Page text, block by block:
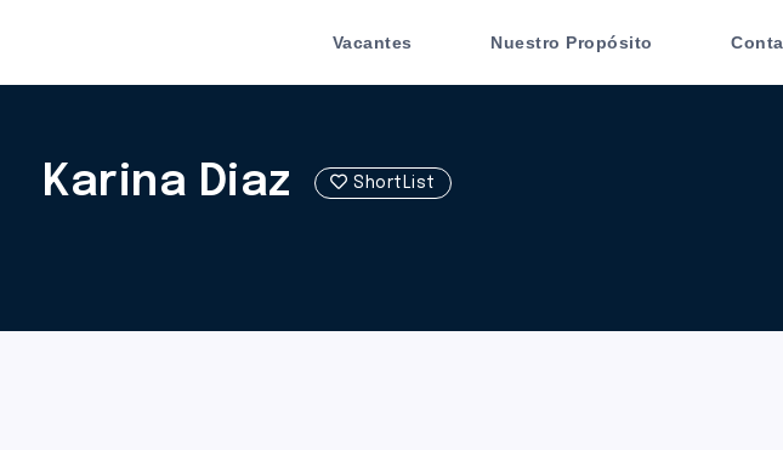
Vacantes Nuestro Propósito
Karina Diaz ShortList